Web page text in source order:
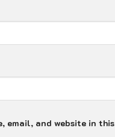
email, and website in this